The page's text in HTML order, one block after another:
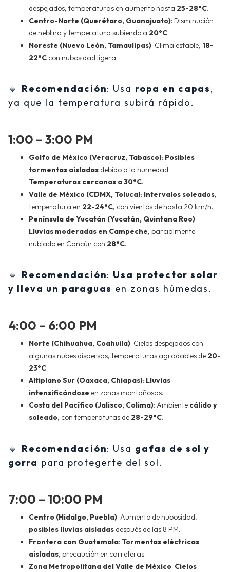
despejados, temperaturas en aumento hasta 25-28°C.
Centro-Norte (Querétaro, Guanajuato): Disminución
de neblina y temperatura subiendo a 20°C.
Noreste (Nuevo León, Tamaulipas): Clima estable, 18-
22°C con nubosidad ligera.
🔹 Recomendación: Usa ropa en capas,
ya que la temperatura subirá rápido.
1:00 – 3:00 PM
Golfo de México (Veracruz, Tabasco): Posibles
tormentas aisladas debido a la humedad.
Temperaturas cercanas a 30°C.
Valle de México (CDMX, Toluca): Intervalos soleados,
temperatura en 22-24°C, con vientos de hasta 20 km/h.
Península de Yucatán (Yucatán, Quintana Roo):
Lluvias moderadas en Campeche, parcialmente
nublado en Cancún con 28°C.
🔹 Recomendación: Usa protector solar
y lleva un paraguas en zonas húmedas.
4:00 – 6:00 PM
Norte (Chihuahua, Coahuila): Cielos despejados con
algunas nubes dispersas, temperaturas agradables de 20-
23°C.
Altiplano Sur (Oaxaca, Chiapas): Lluvias
intensificándose en zonas montañosas.
Costa del Pacífico (Jalisco, Colima): Ambiente cálido y
soleado, con temperaturas de 28-29°C.
🔹 Recomendación: Usa gafas de sol y
gorra para protegerte del sol.
7:00 – 10:00 PM
Centro (Hidalgo, Puebla): Aumento de nubosidad,
posibles lluvias aisladas después de las 8 PM.
Frontera con Guatemala: Tormentas eléctricas
aisladas, precaución en carreteras.
Zona Metropolitana del Valle de México: Cielos